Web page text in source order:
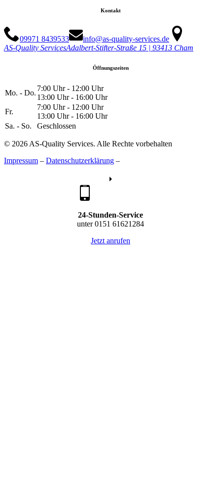
Kontakt
09971 8439533
info@as-quality-services.de
AS-Quality ServicesAdalbert-Stifter-Straße 15 | 93413 Cham
Öffnungszeiten
Mo. - Do.
7:00 Uhr - 12:00 Uhr
13:00 Uhr - 16:00 Uhr
Fr.
7:00 Uhr - 12:00 Uhr
13:00 Uhr - 16:00 Uhr
Sa. - So.
Geschlossen
© 2026 AS-Quality Services. Alle Rechte vorbehalten
Impressum – Datenschutzerklärung –
24-Stunden-Service
unter 0151 61621284
Jetzt anrufen